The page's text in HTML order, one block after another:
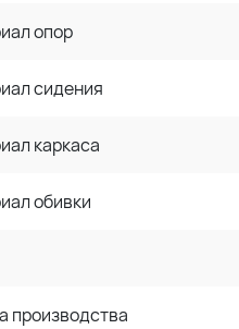
опор
сидения
каркаса
обивки
производства